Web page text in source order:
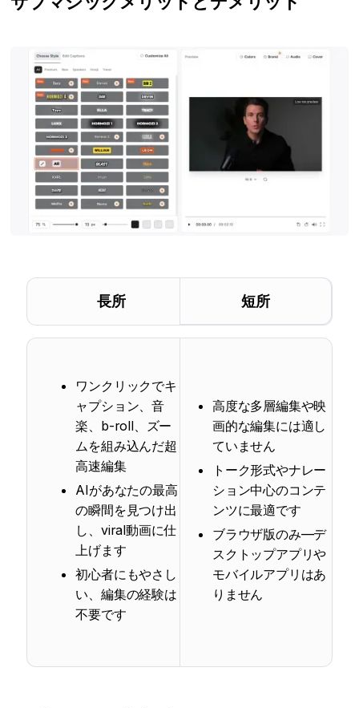
長所 短所
ワンクリックでキ
ャプション、音
楽、b-roll、ズー
ムを組み込んだ超
高速編集
AIがあなたの最高
の瞬間を見つけ出
し、viral動画に仕
上げます
初心者にもやさし
い、編集の経験は
不要です
高度な多層編集や映
画的な編集には適し
ていません
トーク形式やナレー
ション中心のコンテ
ンツに最適です
ブラウザ版のみ—デ
スクトップアプリや
モバイルアプリはあ
りません